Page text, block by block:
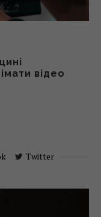
відео
Twitter